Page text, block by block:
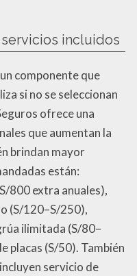
incluidos
componente que
si no se seleccionan
ofrece una
que aumentan la
brindan mayor
están:
800 extra anuales),
(S/120–S/250),
ilimitada (S/80–
placas (S/50). También
servicio de